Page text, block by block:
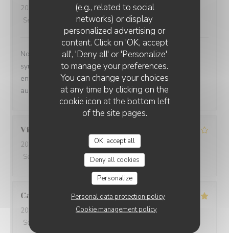
(e.g., related to social
networks) or display
personalized advertising or
content. Click on 'OK, accept
all', 'Deny all' or 'Personalize'
to manage your preferences.
You can change your choices
at any time by clicking on the
cookie icon at the bottom left
of the site pages.
OK, accept all
Deny all cookies
Personalize
Personal data protection policy
Cookie management policy
2026-08-06
- 19:30 - Guests 2
Service
Ambiance:5/5 Food :5/5 Value
Nous avons passé un très bon moment : cadre
sympathique, service irréprochable, très bon accueil et
enfin des assiettes délicieuses (plat + dessert !). Nous
aurons plaisir à revenir vous voir :)
Vincenzo
2026-07-22
- 12:30 - Guests 5
Service
Ambiance:4/5 Food:4/5 Value
Cathy
2026-08-06
- 13:00 - Guests 4
Service